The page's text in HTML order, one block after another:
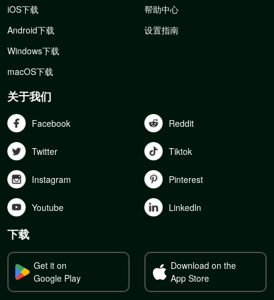
iOS下载
Android下载
Windows下载
macOS下载
帮助中心
设置指南
关于我们
Facebook Reddit
Twitter Tiktok
Instagram Pinterest
Youtube Linkedln
下载
Get it on
Google Play
Download on the
App Store